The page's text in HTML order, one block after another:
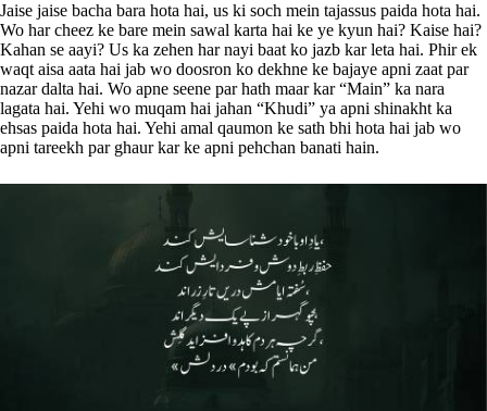
Jaise jaise bacha bara hota hai, us ki soch mein tajassus paida hota hai.
Wo har cheez ke bare mein sawal karta hai ke ye kyun hai? Kaise hai?
Kahan se aayi? Us ka zehen har nayi baat ko jazb kar leta hai. Phir ek
waqt aisa aata hai jab wo doosron ko dekhne ke bajaye apni zaat par
nazar dalta hai. Wo apne seene par hath maar kar “Main” ka nara
lagata hai. Yehi wo muqam hai jahan “Khudi” ya apni shinakht ka
ehsas paida hota hai. Yehi amal qaumon ke sath bhi hota hai jab wo
apni tareekh par ghaur kar ke apni pehchan banati hain.